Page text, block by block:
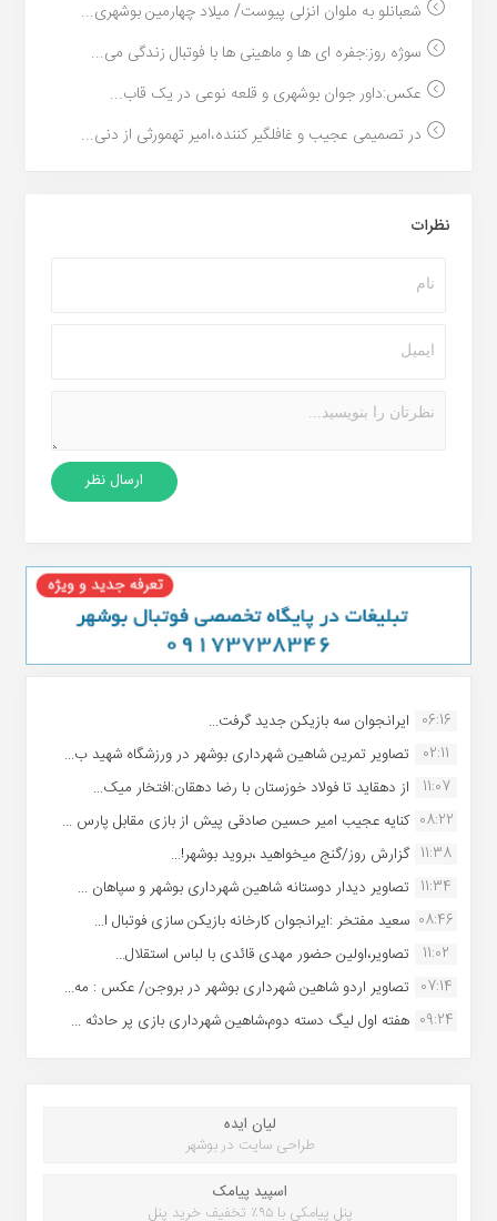
شعبانلو به ملوان انزلی پیوست/ میلاد چهارمین بوشهری...
سوژه روز:جفره ای ها و ماهینی ها با فوتبال زندگی می...
عکس:داور جوان بوشهری و قلعه نوعی در یک قاب...
در تصمیمی عجیب و غافلگیر کننده،امیر تهمورثی از دنی...
نظرات
06:16 ایرانجوان سه بازیکن جدید گرفت...
02:11
تصاویر تمرین شاهین شهردارى بوشهر در ورزشگاه شهید ب...
11:07
از دهقاید تا فولاد خوزستان با رضا دهقان:افتخار میک...
08:22 کنایه عجیب امیر حسین صادقی پیش از بازی مقابل پارس ...
11:38 گزارش روز/گنج میخواهید ،بروید بوشهر!...
11:34 تصاویر دیدار دوستانه شاهین شهردارى بوشهر و سپاهان ...
08:46 سعید مفتخر :ایرانجوان کارخانه بازیکن سازی فوتبال ا...
11:02
تصاویر،اولین حضور مهدی قائدی با لباس استقلال...
07:14 تصاویر اردو شاهین شهرداری بوشهر در بروجن/ عکس : مه...
09:24 هفته اول لیگ دسته دوم،شاهین شهرداری بازی پر حادثه ...
لیان ایده
طراحی سایت در بوشهر
اسپید پیامک
پنل پیامکی با ۹۵٪ تخفیف خرید پنل